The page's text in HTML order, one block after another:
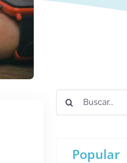
Buscar:
Popular